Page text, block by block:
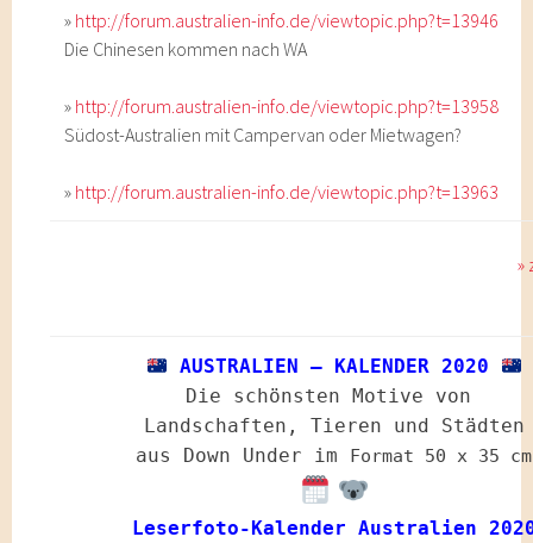
» http://forum.australien-info.de/viewtopic.php?t=13946
Die Chinesen kommen nach WA
» http://forum.australien-info.de/viewtopic.php?t=13958
Südost-Australien mit Campervan oder Mietwagen?
» http://forum.australien-info.de/viewtopic.php?t=13963
»
AUSTRALIEN – KALENDER 2020
Die schönsten Motive von
Landschaften, Tieren und Städten
aus Down Under im Format 50 x 35 cm
Leserfoto-Kalender Australien